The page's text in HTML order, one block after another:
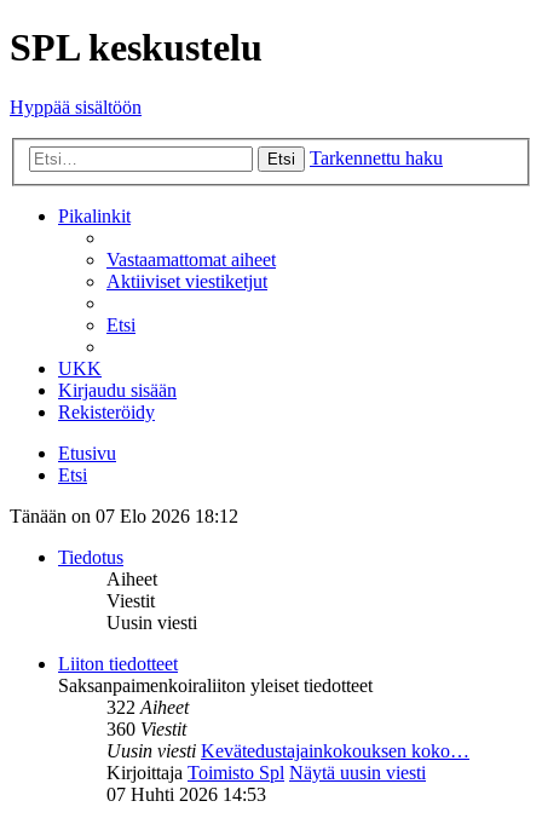
SPL keskustelu
Hyppää sisältöön
Etsi Tarkennettu haku
Pikalinkit
Vastaamattomat aiheet
Aktiiviset viestiketjut
Etsi
UKK
Kirjaudu sisään
Rekisteröidy
Etusivu
Etsi
Tänään on 07 Elo 2026 18:12
Tiedotus
Aiheet
Viestit
Uusin viesti
Liiton tiedotteet
Saksanpaimenkoiraliiton yleiset tiedotteet
322Aiheet
360 Viestit
Uusin viesti Kevätedustajainkokouksen koko…
Kirjoittaja Toimisto Spl Näytä uusin viesti
07 Huhti 2026 14:53